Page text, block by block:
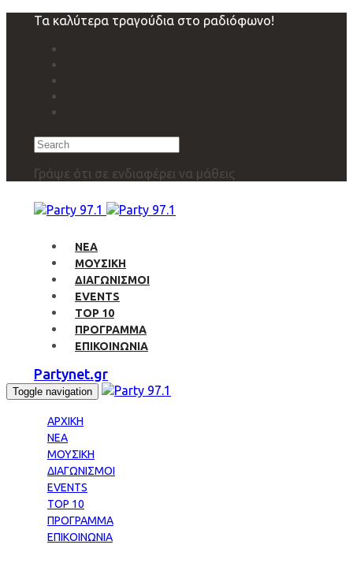
navigation
Τα καλύτερα τραγούδια στο ραδιόφωνο!
Search
Γράψε ότι σε ενδιαφέρει να μάθεις
ΝΕΑ
ΜΟΥΣΙΚΗ
ΔΙΑΓΩΝΙΣΜΟΙ
EVENTS
TOP 10
ΠΡΟΓΡΑΜΜΑ
ΕΠΙΚΟΙΝΩΝΙΑ
Partynet.gr
Toggle navigation
ΑΡΧΙΚΗ
ΝΕΑ
ΜΟΥΣΙΚΗ
ΔΙΑΓΩΝΙΣΜΟΙ
EVENTS
TOP 10
ΠΡΟΓΡΑΜΜΑ
ΕΠΙΚΟΙΝΩΝΙΑ